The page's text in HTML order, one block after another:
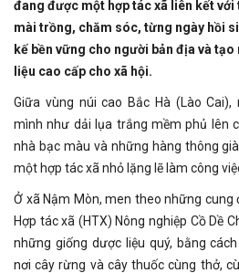
đang được một hợp tác xã liên kết với
mài trồng, chăm sóc, từng ngày hồi
kế bền vững cho người bản địa và
liệu cao cấp cho xã hội.
Giữa vùng núi cao Bắc Hà (Lào
mình như dải lụa trắng mềm phủ lên
nhà bạc màu và những hàng thông
một hợp tác xã nhỏ lặng lẽ làm công
Ở xã Nậm Mòn, men theo những
Hợp tác xã (HTX) Nông nghiệp Cồ Dề
những giống dược liệu quý, bằng
nơi cây rừng và cây thuốc cùng thở,